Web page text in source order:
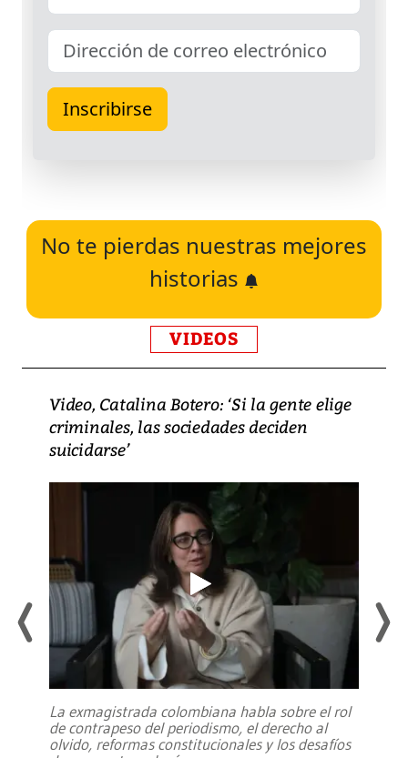
No te pierdas nuestras mejores
historias
VIDEOS
Video, Catalina Botero: ‘Si la gente elige
criminales, las sociedades deciden
suicidarse’
La exmagistrada colombiana habla sobre el rol
de contrapeso del periodismo, el derecho al
olvido, reformas constitucionales y los desafíos